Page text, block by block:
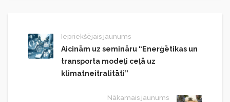
Iepriekšējais jaunums
Aicinām uz semināru “Enerģētikas un
transporta modeļi ceļā uz
klimatneitralitāti”
Nākamais jaunums